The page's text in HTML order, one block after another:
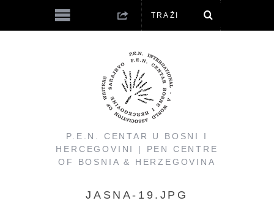
P.E.N. CENTAR U BOSNI I
HERCEGOVINI | PEN CENTRE
OF BOSNIA & HERZEGOVINA
JASNA-19.JPG